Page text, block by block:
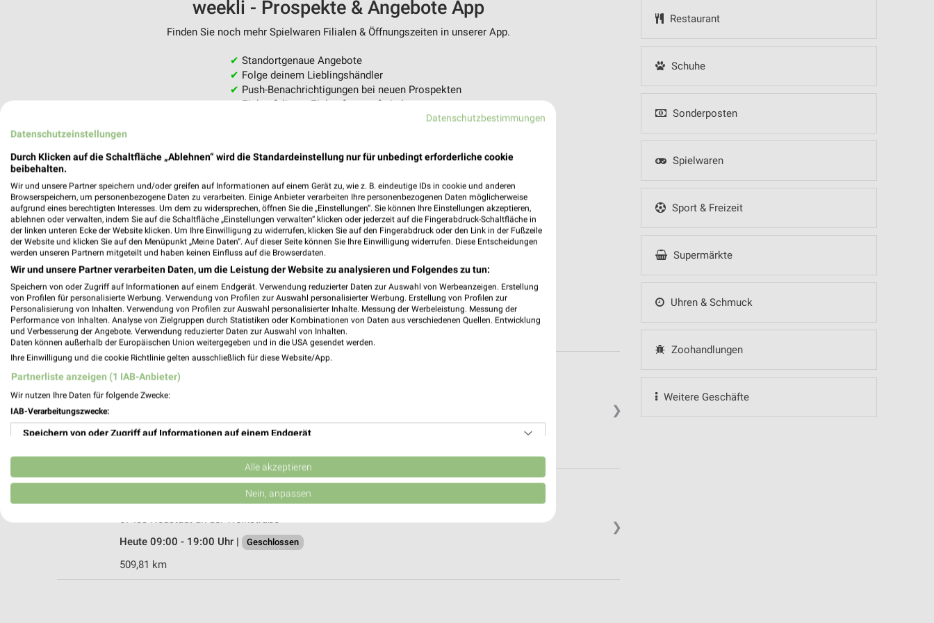
Restaurant
Schuhe
Sonderposten
Spielwaren
Sport & Freizeit
Supermärkte
Uhren & Schmuck
Zoohandlungen
Weitere Geschäfte
weekli - Prospekte & Angebote App
Finden Sie noch mehr Spielwaren Filialen & Öffnungszeiten in unserer App.
✔ Standortgenaue Angebote
✔ Folge deinem Lieblingshändler
✔ Push-Benachrichtigungen bei neuen Prospekten
✔Einkaufsliste - Einkauf stressfrei planen
❯
Ernsting's family Neustadt a.d. Weinstraße
67433 Neustadt a.d. Weinstraße
Heute 09:00 - 20:00 Uhr | Geschlossen
❯
Ernsting's family Neustadt an der Weinstraße
Hauptstraße 105
67433 Neustadt an der Weinstraße
Heute 09:00 - 19:00 Uhr |
Geschlossen
509,81 km
Datenschutzbestimmungen
Datenschutzeinstellungen
Durch Klicken auf die Schaltfläche „Ablehnen“ wird die Standardeinstellung nur für unbedingt erforderliche cookie
beibehalten.
Wir und unsere Partner speichern und/oder greifen auf Informationen auf einem Gerät zu, wie z. B. eindeutige IDs in cookie und anderen
Browserspeichern, um personenbezogene Daten zu verarbeiten. Einige Anbieter verarbeiten Ihre personenbezogenen Daten möglicherweise
aufgrund eines berechtigten Interesses. Um dem zu widersprechen, öffnen Sie die „Einstellungen“. Sie können Ihre Einstellungen akzeptieren,
ablehnen oder verwalten, indem Sie auf die Schaltfläche „Einstellungen verwalten“ klicken oder jederzeit auf die Fingerabdruck-Schaltfläche in
der linken unteren Ecke der Website klicken. Um Ihre Einwilligung zu widerrufen, klicken Sie auf den Fingerabdruck oder den Link in der Fußzeile
der Website und klicken Sie auf den Menüpunkt „Meine Daten“. Auf dieser Seite können Sie Ihre Einwilligung widerrufen. Diese Entscheidungen
werden unseren Partnern mitgeteilt und haben keinen Einfluss auf die Browserdaten.
Wir und unsere Partner verarbeiten Daten, um die Leistung der Website zu analysieren und Folgendes zu tun:
Speichern von oder Zugriff auf Informationen auf einem Endgerät. Verwendung reduzierter Daten zur Auswahl von Werbeanzeigen. Erstellung
von Profilen für personalisierte Werbung. Verwendung von Profilen zur Auswahl personalisierter Werbung. Erstellung von Profilen zur
Personalisierung von Inhalten. Verwendung von Profilen zur Auswahl personalisierter Inhalte. Messung der Werbeleistung. Messung der
Performance von Inhalten. Analyse von Zielgruppen durch Statistiken oder Kombinationen von Daten aus verschiedenen Quellen. Entwicklung
und Verbesserung der Angebote. Verwendung reduzierter Daten zur Auswahl von Inhalten.
Daten können außerhalb der Europäischen Union weitergegeben und in die USA gesendet werden.
Ihre Einwilligung und die cookie Richtlinie gelten ausschließlich für diese Website/App.
Partnerliste anzeigen (1 IAB-Anbieter)
Wir nutzen Ihre Daten für folgende Zwecke:
IAB-Verarbeitungszwecke:
Speichern von oder Zugriff auf Informationen auf einem Endgerät
Verwendung reduzierter Daten zur Auswahl von Werbeanzeigen
Erstellung von Profilen für personalisierte Werbung
Erstellung von Profilen zur Personalisierung von Inhalten
Alle akzeptieren
Nein, anpassen